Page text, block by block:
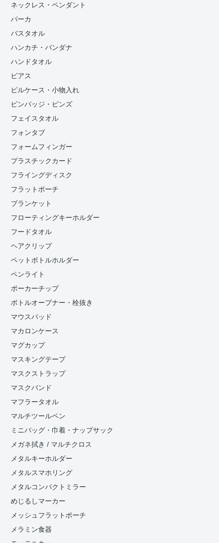
ネックレス・ペンダント
パーカ
バスタオル
ハンカチ・バンダナ
ハンドタオル
ピアス
ピルケース・小物入れ
ピンバッジ・ピンズ
フェイスタオル
フォンタブ
フォームフィンガー
プラスチックカード
フライングディスク
フラットポーチ
ブランケット
フローティングキーホルダー
フードタオル
ヘアクリップ
ペットボトルホルダー
ペンライト
ポーカーチップ
ボトルオープナー・栓抜き
マウスパッド
マカロンケース
マグカップ
マスキングテープ
マスクストラップ
マスクバンド
マフラータオル
マルチツールペン
ミニバッグ・巾着・ナップサック
メガネ拭き / マルチクロス
メタルキーホルダー
メタルスマホリング
メタルコンパクトミラー
めじるしマーカー
メッシュフラットポーチ
メラミン食器